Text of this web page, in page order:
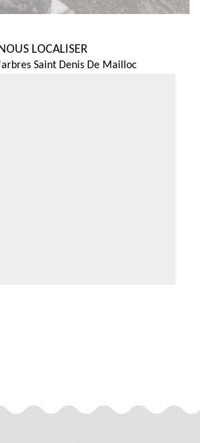
LOCALISER
Saint Denis De Mailloc